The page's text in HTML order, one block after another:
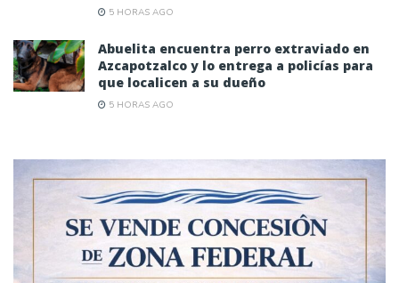
5 HORAS AGO
Abuelita encuentra perro extraviado en
Azcapotzalco y lo entrega a policías para
que localicen a su dueño
5 HORAS AGO